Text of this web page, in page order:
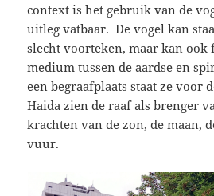
context is het gebruik van de
uitleg vatbaar. De vogel kan
slecht voorteken, maar kan ook
medium tussen de aardse en
een begraafplaats staat ze voor
Haida zien de raaf als brenger
krachten van de zon, de maan,
vuur.